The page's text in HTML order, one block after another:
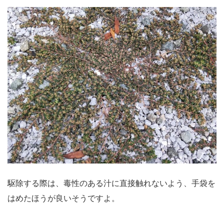
駆除する際は、毒性のある汁に直接触れないよう、手袋を
はめたほうが良いそうですよ。